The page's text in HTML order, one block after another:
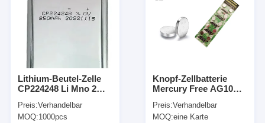
Lithium-Beutel-Zelle
CP224248 Li Mno 2
ultra dünne
Preis:Verhandelbar
MOQ:1000pcs
Knopf-Zellbatterie
Mercury Free AG10
alkalische
Preis:Verhandelbar
MOQ:eine Karte